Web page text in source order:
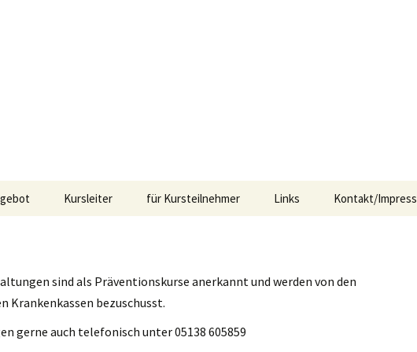
Kursleiter für Kursteilnehmer Links Kontakt/
sind als Präventionskurse anerkannt und werden von den
Krankenkassen bezuschusst.
gerne auch telefonisch unter 05138 605859